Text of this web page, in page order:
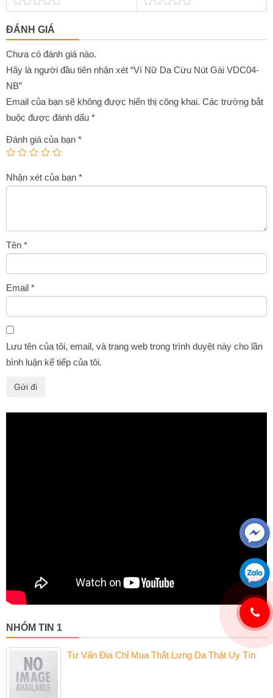
0
out
of
5
0
5
ĐÁNH GIÁ
Chưa có đánh giá nào.
Hãy là người đầu tiên nhận xét “Ví Nữ Da Cừu Nút Gài VDC04-
NB”
Email của bạn sẽ không được hiển thị công khai. Các trường bắt
buộc được đánh dấu *
Đánh giá của bạn *
Nhận xét của bạn *
Tên *
Email *
Lưu tên của tôi, email, và trang web trong trình duyệt này cho lần
bình luận kế tiếp của tôi.
NHÓM TIN 1
Tư Vấn Địa Chỉ Mua Thắt Lưng Da Thật Uy Tín